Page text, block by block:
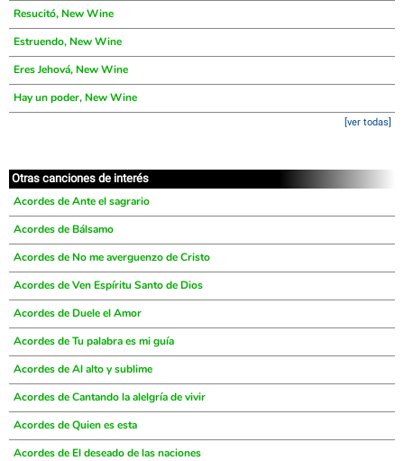
Resucitó, New Wine
Estruendo, New Wine
Eres Jehová, New Wine
Hay un poder, New Wine
[ver todas]
Otras canciones de interés
Acordes de Ante el sagrario
Acordes de Bálsamo
Acordes de No me averguenzo de Cristo
Acordes de Ven Espíritu Santo de Dios
Acordes de Duele el Amor
Acordes de Tu palabra es mi guía
Acordes de Al alto y sublime
Acordes de Cantando la alelgría de vivir
Acordes de Quien es esta
Acordes de El deseado de las naciones